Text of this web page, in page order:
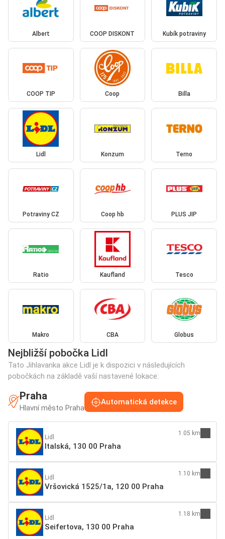
Albert COOP DISKONT Kubík potraviny
COOP TIP Coop Billa
Lidl Konzum Terno
Potraviny CZ Coop hb PLUS JIP
Ratio Kaufland Tesco
Makro CBA Globus
Nejbližší pobočka Lidl
Tato Jihlavanka akce Lidl je k dispozici v následujících
pobočkách na základě vaší nastavené lokace:
Praha
Hlavní město Praha
Automatická detekce
Lidl
Italská, 130 00 Praha
1.05 km
Lidl
Vršovická 1525/1a, 120 00 Praha
1.10 km
Lidl
Seifertova, 130 00 Praha
1.18 km